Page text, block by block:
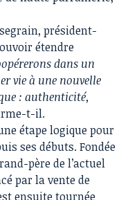
président-
étendre
dans un
vie à une nouvelle
: authenticité,
t-il.
étape logique pour
ses débuts. Fondée
père de l’actuel
par la vente de
ensuite tournée